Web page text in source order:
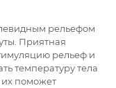
рельефом
Приятная
рельеф и
температуру тела
поможет